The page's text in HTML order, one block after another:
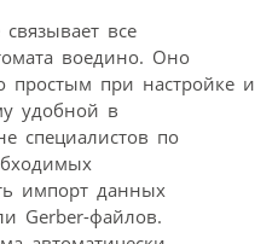
все
воедино. Оно
простым при настройке и
удобной в
специалистов по
импорт данных
Gerber-файлов.